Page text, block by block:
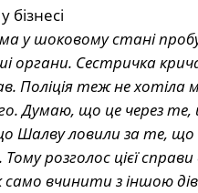
у шоковому стані
органи. Сестричка
Поліція теж не
Думаю, що це через те,
Шалву ловили за те, що
розголос цієї
вчинити з іншою